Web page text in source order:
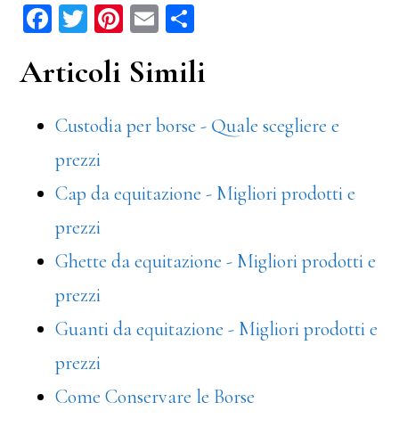
Fa
bo
T
tt
Pi
er
t
E
ail di
di
Articoli Simili
Custodia per borse - Quale scegliere e
prezzi
Cap da equitazione - Migliori prodotti e
prezzi
Ghette da equitazione - Migliori prodotti e
prezzi
Guanti da equitazione - Migliori prodotti e
prezzi
Come Conservare le Borse